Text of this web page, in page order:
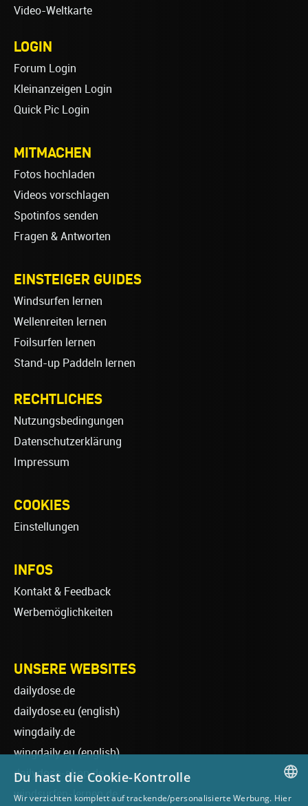
Video-Weltkarte
LOGIN
Forum Login
Kleinanzeigen Login
Quick Pic Login
MITMACHEN
Fotos hochladen
Videos vorschlagen
Spotinfos senden
Fragen & Antworten
EINSTEIGER GUIDES
Windsurfen lernen
Wellenreiten lernen
Foilsurfen lernen
Stand-up Paddeln lernen
RECHTLICHES
Nutzungsbedingungen
Datenschutzerklärung
Impressum
COOKIES
Einstellungen
INFOS
Kontakt & Feedback
Werbemöglichkeiten
UNSERE WEBSITES
dailydose.de
dailydose.eu (english)
wingdaily.de
wingdaily.eu(english)
dailydose-shop.de
windsurfen-lernen.de
Du hast die Cookie-Kontrolle
Wir verzichten komplett auf trackende/personalisierte Werbung. Hier